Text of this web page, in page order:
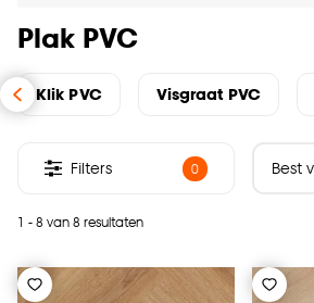
Plak PVC
Klik PVC Visgraat PVC
1 - 8 van 8 resultaten
Filters 0